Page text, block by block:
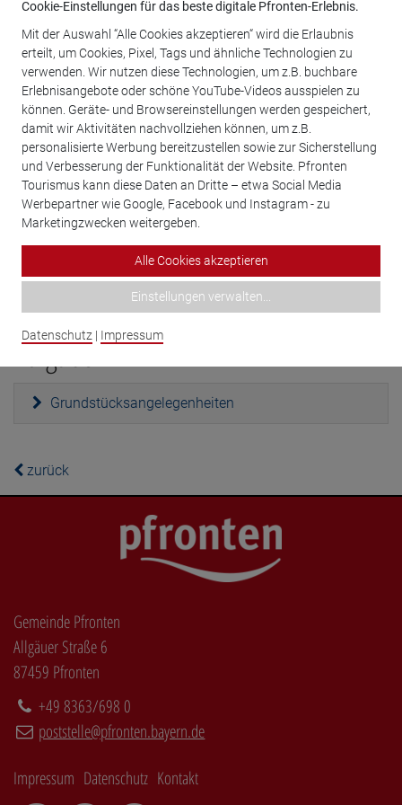
leitende Funktionen
Amt Sachgebiet
Hauptverwaltung
Sachgebiete
Grundstücksangelegenheiten
Aufgaben
Grundstücksangelegenheiten
zurück
Gemeinde Pfronten
Allgäuer Straße 6
87459 Pfronten
+49 8363/698 0
poststelle@pfronten.bayern.de
Impressum Datenschutz Kontakt
Cookie-Einstellungen für das beste digitale Pfronten-Erlebnis.
Mit der Auswahl “Alle Cookies akzeptieren“ wird die Erlaubnis
erteilt, um Cookies, Pixel, Tags und ähnliche Technologien zu
verwenden. Wir nutzen diese Technologien, um z.B. buchbare
Erlebnisangebote oder schöne YouTube-Videos ausspielen zu
können. Geräte- und Browsereinstellungen werden gespeichert,
damit wir Aktivitäten nachvollziehen können, um z.B.
personalisierte Werbung bereitzustellen sowie zur Sicherstellung
und Verbesserung der Funktionalität der Website. Pfronten
Tourismus kann diese Daten an Dritte – etwa Social Media
Werbepartner wie Google, Facebook und Instagram - zu
Marketingzwecken weitergeben.
Alle Cookies akzeptieren
Einstellungen verwalten
Datenschutz | Impressum